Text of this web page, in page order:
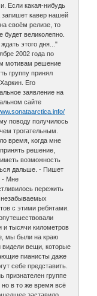
Если какая-нибудь
запишет кавер нашей
своём релизе, то
будет великолепно.
этого дня..."
2002 года по
мотивам решение
группу принял
Его
заявление на
сайте
поводу получилось
трогательным.
время, когда мне
решение,
возможность
дальше. - Пишет
- Мне
пережить
с этими ребятами.
и тысячи километров
мы были на краю
видели вещи, которые
пианисты даже
себе представить.
признателен группе
но в то же время всё